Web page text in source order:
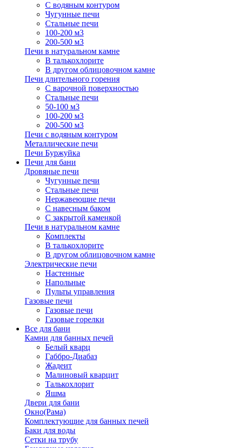
С водяным контуром
Чугунные печи
Стальные печи
100-200 м3
200-500 м3
Печи в натуральном камне
В талькохлорите
В другом облицовочном камне
Печи длительного горения
С варочной поверхностью
Стальные печи
50-100 м3
100-200 м3
200-500 м3
Печи с водяным контуром
Металлические печи
Печи Буржуйка
Печи для бани
Дровяные печи
Чугунные печи
Стальные печи
Нержавеющие печи
С навесным баком
С закрытой каменкой
Печи в натуральном камне
Комплекты
В талькохлорите
В другом облицовочном камне
Электрические печи
Настенные
Напольные
Пульты управления
Газовые печи
Газовые печи
Газовые горелки
Все для бани
Камни для банных печей
Белый кварц
Габбро-Диабаз
Жадеит
Малиновый кварцит
Талькохлорит
Яшма
Двери для бани
Окно(Рама)
Комплектующие для банных печей
Баки для воды
Сетки на трубу